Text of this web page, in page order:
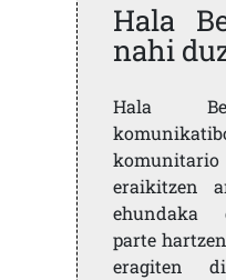
Hala
nahi
Hala
eraikitzen
ehundaka
parte
eragiten